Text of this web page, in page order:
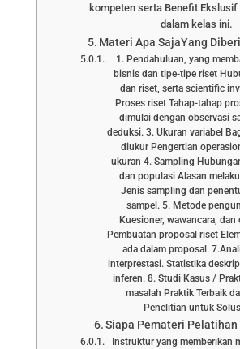
kompeten serta Benefit
dalam kelas ini.
Materi Apa SajaYang
1. Pendahuluan, yang
bisnis dan tipe-tipe riset
dan riset, serta scientific
Proses riset Tahap-tahap
dimulai dengan observasi
deduksi. 3. Ukuran variabel
diukur Pengertian
ukuran 4. Sampling
dan populasi Alasan
Jenis sampling dan
sampel. 5. Metode
Kuesioner, wawancara, dan
Pembuatan proposal riset
ada dalam proposal.
interprestasi. Statistika
inferen. 8. Studi Kasus /
masalah Praktik Terbaik
Penelitian untuk
Siapa Pemateri Pelatihan
Instruktur yang memberikan